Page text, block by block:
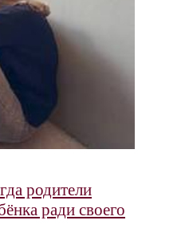
родители
ради своего